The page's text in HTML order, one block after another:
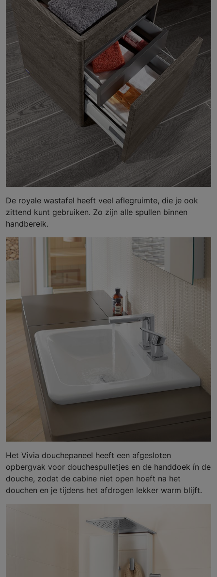
De royale wastafel heeft veel aflegruimte, die je ook
zittend kunt gebruiken. Zo zijn alle spullen binnen
handbereik.
Het Vivia douchepaneel heeft een afgesloten
opbergvak voor douchespulletjes en de handdoek ín de
douche, zodat de cabine niet open hoeft na het
douchen en je tijdens het afdrogen lekker warm blijft.